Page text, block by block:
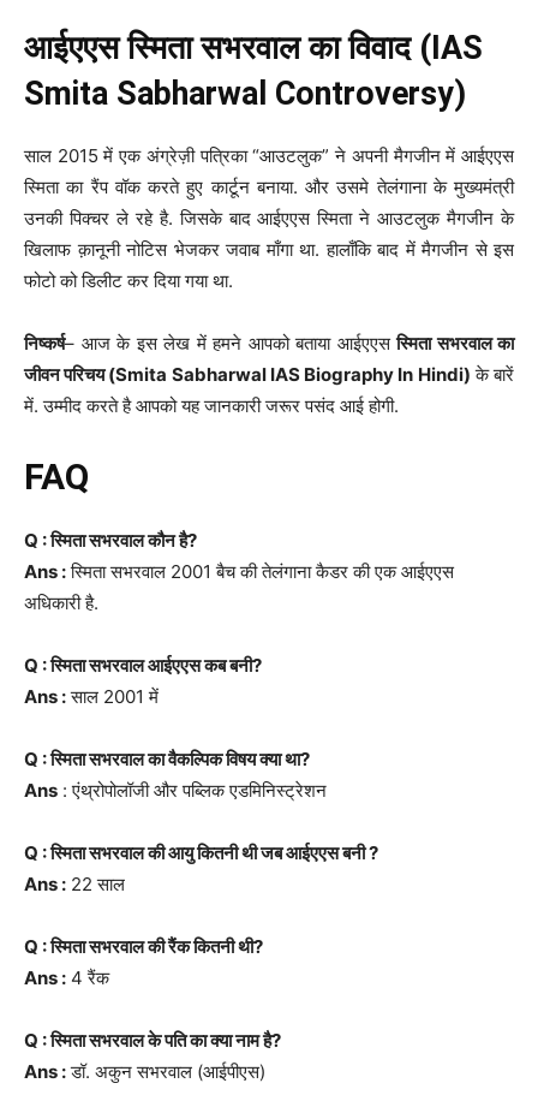
आईएएस स्मिता सभरवाल का विवाद (IAS
Smita Sabharwal Controversy)
साल 2015 में एक अंग्रेज़ी पत्रिका “आउटलुक” ने अपनी मैगजीन में आईएएस
स्मिता का रैंप वॉक करते हुए कार्टून बनाया. और उसमे तेलंगाना के मुख्यमंत्री
उनकी पिक्चर ले रहे है. जिसके बाद आईएएस स्मिता ने आउटलुक मैगजीन के
खिलाफ क़ानूनी नोटिस भेजकर जवाब माँगा था. हालाँकि बाद में मैगजीन से इस
फोटो को डिलीट कर दिया गया था.
निष्कर्ष– आज के इस लेख में हमने आपको बताया आईएएसस्मिता सभरवाल का
जीवन परिचय (Smita Sabharwal IAS Biography In Hindi) के बारें
में. उम्मीद करते है आपको यह जानकारी जरूर पसंद आई होगी.
FAQ
Q : स्मिता सभरवाल कौन है?
Ans :स्मिता सभरवाल 2001 बैच की तेलंगाना कैडर की एक आईएएस
अधिकारी है.
Q : स्मिता सभरवाल आईएएस कब बनी?
Ans :साल 2001 में
Q : स्मिता सभरवाल का वैकल्पिक विषय क्या था?
Ans : एंथ्रोपोलॉजी और पब्लिक एडमिनिस्ट्रेशन
Q : स्मिता सभरवाल की आयु कितनी थी जब आईएएस बनी ?
Ans : 22 साल
Q : स्मिता सभरवाल की रैंक कितनी थी?
Ans : 4 रैंक
Q : स्मिता सभरवाल के पति का क्या नाम है?
Ans :डॉ. अकुन सभरवाल (आईपीएस)